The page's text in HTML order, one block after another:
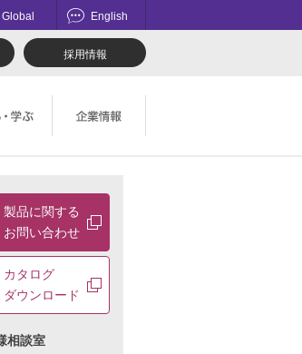
Global English
採用情報
覧ものづくり
ラーズ応援サイト
ト
かわり
製品に関する
お問い合わせ
カタログ
ダウンロード
相談室